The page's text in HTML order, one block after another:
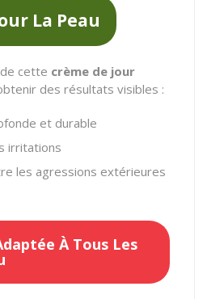
La Peau
cette crème de jour
des résultats visibles :
et durable
irritations
les agressions extérieures
À Tous Les